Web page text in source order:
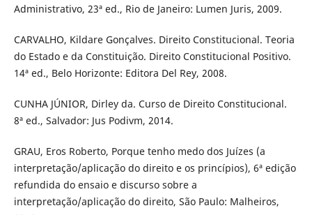
Administrativo, 23ª ed., Rio de Janeiro: Lumen Juris, 2009.
CARVALHO, Kildare Gonçalves. Direito Constitucional. Teoria
do Estado e da Constituição. Direito Constitucional Positivo.
14ª ed., Belo Horizonte: Editora Del Rey, 2008.
CUNHA JÚNIOR, Dirley da. Curso de Direito Constitucional.
8ª ed., Salvador: Jus Podivm, 2014.
GRAU, Eros Roberto, Porque tenho medo dos Juízes (a
interpretação/aplicação do direito e os princípios), 6ª edição
refundida do ensaio e discurso sobre a
interpretação/aplicação do direito, São Paulo: Malheiros,